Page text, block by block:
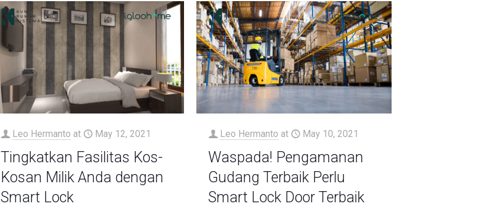
Leo Hermanto at May 12, 2021
Tingkatkan Fasilitas Kos-
Kosan Milik Anda dengan
Smart Lock
Leo Hermanto at May 10, 2021
Waspada! Pengamanan
Gudang Terbaik Perlu
Smart Lock Door Terbaik